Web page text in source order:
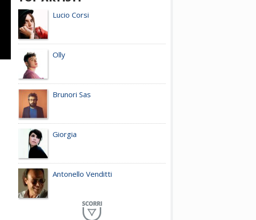
Lucio Corsi
Olly
Brunori Sas
Giorgia
Antonello Venditti
Planet Funk